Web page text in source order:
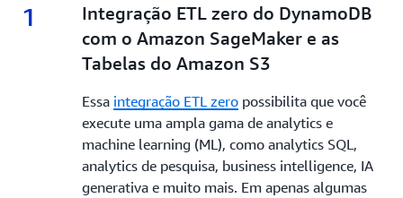
1 1.
Integração ETL zero do DynamoDB
com o Amazon SageMaker e as
Tabelas do Amazon S3
Essa integração ETL zeropossibilita que você
execute uma ampla gama de analytics e
machine learning (ML), como analytics SQL,
analytics de pesquisa, business intelligence, IA
generativa e muito mais. Em apenas algumas